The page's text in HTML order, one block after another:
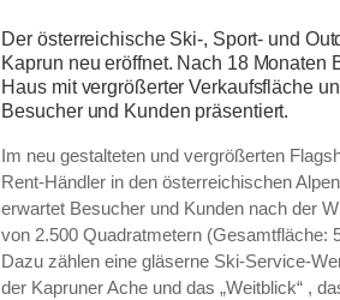
Der österreichische Ski-, Sport- und
Kaprun neu eröffnet. Nach 18
Haus mit vergrößerter Verkaufsfläche
Besucher und Kunden präsentiert.
Im neu gestalteten und vergrößerten
Rent-Händler in den österreichischen
erwartet Besucher und Kunden nach der
von 2.500 Quadratmetern (Gesamtfläche:
Dazu zählen eine gläserne Ski-Service-
der Kapruner Ache und das „Weitblick“ ,